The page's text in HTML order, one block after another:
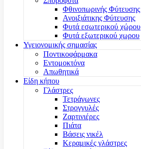
Φθινοπωρινής Φύτευσης
Ανοιξιάτικης Φύτευσης
Φυτά εσωτερικού χώρου
Φυτά εξωτερικού χωρου
Υγειονομικής σημασίας
Ποντικοφάρμακα
Εντομοκτόνα
Απωθητικά
Είδη κήπου
Γλάστρες
Τετράγωνες
Στρογγυλές
Ζαρτινιέρες
Πιάτα
Βάσεις νικέλ
Κεραμικές γλάστρες